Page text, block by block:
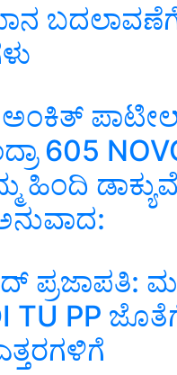
ಬದಲಾವಣೆಗೆ
ಪಾಟೀಲ್
605
ಹಿಂದಿ
ಪ್ರಜಾಪತಿ:
TU PP